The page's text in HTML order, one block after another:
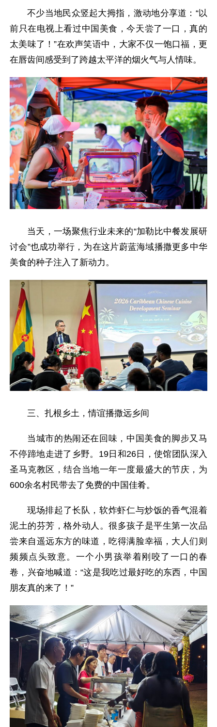
不少当地民众竖起大拇指，激动地分享道：“以
前只在电视上看过中国美食，今天尝了一口，真的
太美味了！”在欢声笑语中，大家不仅一饱口福，更
在唇齿间感受到了跨越太平洋的烟火气与人情味。
当天，一场聚焦行业未来的“加勒比中餐发展研
讨会”也成功举行，为在这片蔚蓝海域播撒更多中华
美食的种子注入了新动力。
三、扎根乡土，情谊播撒远乡间
当城市的热闹还在回味，中国美食的脚步又马
不停蹄地走进了乡野。19日和26日，使馆团队深入
圣马克教区，结合当地一年一度最盛大的节庆，为
600余名村民带去了免费的中国佳肴。
现场排起了长队，软炸虾仁与炒饭的香气混着
泥土的芬芳，格外动人。很多孩子是平生第一次品
尝来自遥远东方的味道，吃得满脸幸福，大人们则
频频点头致意。一个小男孩举着刚咬了一口的春
卷，兴奋地喊道：“这是我吃过最好吃的东西，中国
朋友真的来了！”